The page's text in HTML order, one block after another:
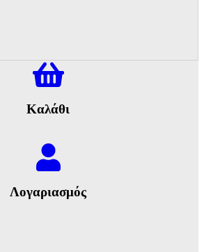
Καλάθι
Λογαριασμός